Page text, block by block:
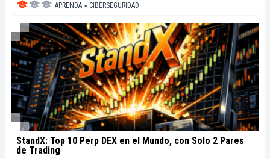
APRENDA ▪ CIBERSEGURIDAD
StandX: Top 10 Perp DEX en el Mundo, con Solo 2 Pares
de Trading